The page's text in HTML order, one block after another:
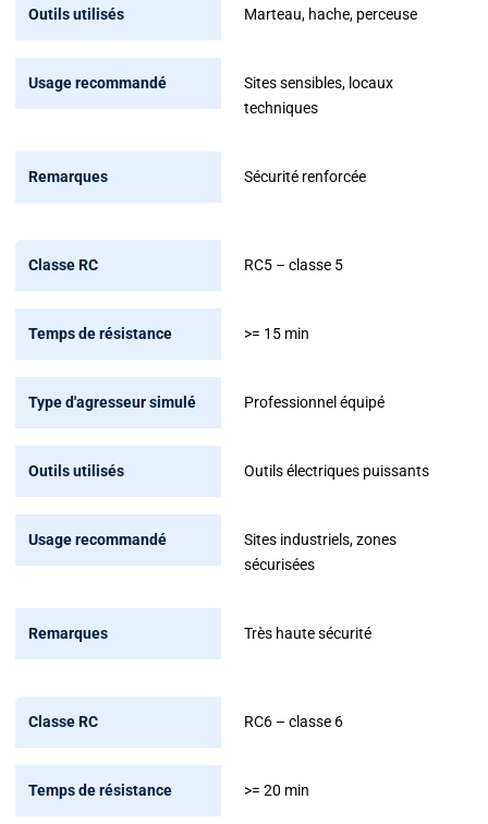
Marteau, hache, perceuse
Sites sensibles, locaux
techniques
Sécurité renforcée
RC5 – classe 5
>= 15 min
Professionnel équipé
Outils électriques puissants
Sites industriels, zones
sécurisées
Très haute sécurité
RC6 – classe 6
>= 20 min